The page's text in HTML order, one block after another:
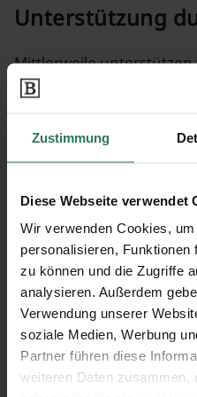
Zustimmung
Diese Webseite verwendet
Wir verwenden Cookies,
personalisieren, Funktionen
zu können und die Zugriffe
analysieren. Außerdem
Verwendung unserer
soziale Medien, Werbung
Partner führen diese
weiteren Daten zusammen,
Unterstützung
Mittlerweile
die Beisetzung über die
Anfrage. Dennoch muss
werden, dass dieser
nicht erlaubt ist. Daher
Friedhof möglich
eine
Bestattungen.de
können
Region vergleichen, die
Totenasche in der freien
Service ist kostenlos
Rechtliche